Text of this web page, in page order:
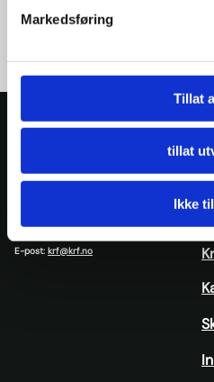
Markedsføring
Tillat
tillat
Ikke
Lokallag sekretær
E-post: krf@krf.no